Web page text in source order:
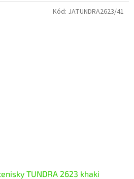
TUNDRA 2623 khaki
Kód: JATUNDRA2623/41